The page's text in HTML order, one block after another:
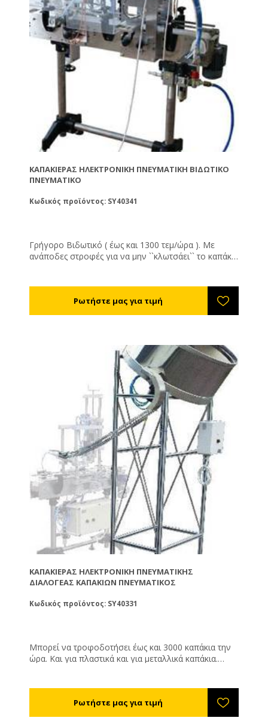
ΚΑΠΑΚΙΈΡΑΣ ΗΛΕΚΤΡΟΝΙΚΉ ΠΝΕΥΜΑΤΙΚΉ ΒΙΔΩΤΙΚΌ
ΠΝΕΥΜΑΤΙΚΌ
Κωδικός προϊόντος: SY40341
Γρήγορο Βιδωτικό ( έως και 1300 τεμ/ώρα ). Με
ανάποδες στροφές για να μην ``κλωτσάει`` το καπάκι.
λειτουργήσει ( 250 Lt /ώρα ).
ΚΑΠΑΚΙΈΡΑΣ ΗΛΕΚΤΡΟΝΙΚΉ ΠΝΕΥΜΑΤΙΚΉΣ
ΔΙΑΛΟΓΈΑΣ ΚΑΠΑΚΙΏΝ ΠΝΕΥΜΑΤΙΚΌΣ
Κωδικός προϊόντος: SY40331
Μπορεί να τροφοδοτήσει έως και 3000 καπάκια την
ώρα. Και για πλαστικά και για μεταλλικά καπάκια.